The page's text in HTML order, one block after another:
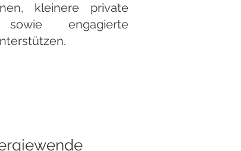
kleinere private
sowie engagierte